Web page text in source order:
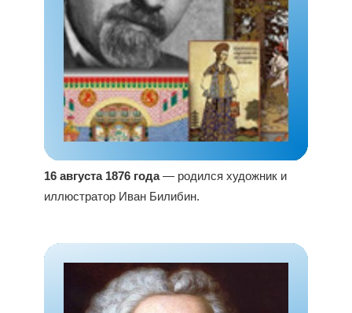
16 августа 1876 года— родился художник и
иллюстратор Иван Билибин.